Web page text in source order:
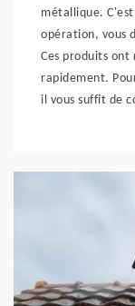
métallique.
opération, vous
Ces produits
rapidement.
il vous suffit de